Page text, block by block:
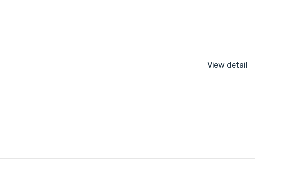
View detail